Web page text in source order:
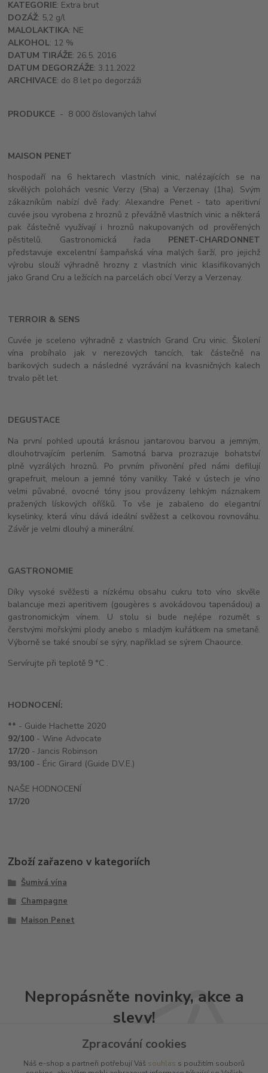
KATEGORIE: Extra brut
DOZÁŽ: 5,2 g/l
MALOLAKTIKA: NE
ALKOHOL: 12 %
DATUM TIRÁŽE: 26.5. 2016
DATUM DEGORZÁŽE: 3.11.2022
ARCHIVACE: do 8 let po degorzáži
PRODUKCE - 8 000 číslovaných lahví
MAISON PENET
hospodaří na 6 hektarech vlastních vinic, nalézajících se na
skvělých polohách vesnic Verzy (5ha) a Verzenay (1ha). Svým
zákazníkům nabízí dvě řady: Alexandre Penet - tato aperitivní
cuvée jsou vyrobena z hroznů z převážně vlastních vinic a některá
pak částečně využívají i hroznů nakupovaných od prověřených
pěstitelů. Gastronomická řada PENET-CHARDONNET
představuje excelentní šampaňská vína malých šarží, pro jejichž
výrobu slouží výhradně hrozny z vlastních vinic klasifikovaných
jako Grand Cru a ležících na parcelách obcí Verzy a Verzenay.
TERROIR & SENS
Cuvée je sceleno výhradně z vlastních Grand Cru vinic. Školení
vína probíhalo jak v nerezových tancích, tak částečně na
barikových sudech a následné vyzrávání na kvasničných kalech
trvalo pět let.
DEGUSTACE
Na první pohled upoutá krásnou jantarovou barvou a jemným,
dlouhotrvajícím perlením. Samotná barva prozrazuje bohatství
plně vyzrálých hroznů. Po prvním přivonění před námi defilují
grapefruit, meloun a jemné tóny vanilky. Také v ústech je víno
velmi půvabné, ovocné tóny jsou provázeny lehkým náznakem
pražených lískových oříšků. To vše je zabaleno do elegantní
kyselinky, která vínu dává ideální svěžest a celkovou rovnováhu.
Závěr je velmi dlouhý a minerální.
GASTRONOMIE
Díky vysoké svěžesti a nízkému obsahu cukru toto víno skvěle
balancuje mezi aperitivem (gougères s avokádovou tapenádou) a
gastronomickým vínem. U stolu si bude nejlépe rozumět s
čerstvými mořskými plody anebo s mladým kuřátkem na smetaně.
Výborně se také snoubí se sýry, například se sýrem Chaource.
Servírujte při teplotě 9 °C .
HODNOCENÍ:
** - Guide Hachette 2020
92/100 - Wine Advocate
17/20 - Jancis Robinson
93/100 - Éric Girard (Guide D.V.E.)
NAŠE HODNOCENÍ
17/20
Zboží zařazeno v kategoriích
Šumivá vína
Champagne
Maison Penet
Nepropásněte novinky, akce a
slevy!
Zpracování cookies
Náš e-shop a partneři potřebují Váš souhlas s použitím souborů